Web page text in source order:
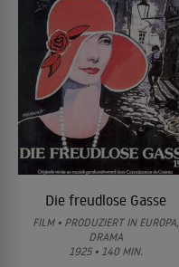
Die freudlose Gasse
FILM • PRODUZIERT IN EUROPA,
DRAMA
1925 • 140 MIN.